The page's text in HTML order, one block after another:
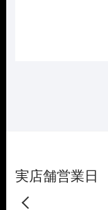
実店舗営業日